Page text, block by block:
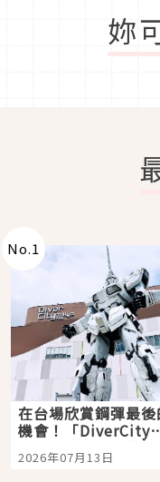
妳
No.1
在台場欣賞鋼彈最後
機會！「DiverCity
Tokyo Plaza」搭船、
購物、美食及夜景，一
2026年07月13日